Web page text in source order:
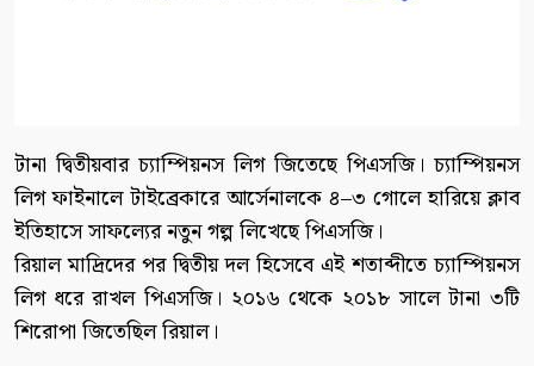
টানা দ্বিতীয়বার চ্যাম্পিয়নস লিগ জিতেছে পিএসজি। চ্যাম্পিয়নস
লিগ ফাইনালে টাইব্রেকারে আর্সেনালকে ৪–৩ গোলে হারিয়ে ক্লাব
ইতিহাসে সাফল্যের নতুন গল্প লিখেছে পিএসজি।
রিয়াল মাদ্রিদের পর দ্বিতীয় দল হিসেবে এই শতাব্দীতে চ্যাম্পিয়নস
লিগ ধরে রাখল পিএসজি। ২০১৬ থেকে ২০১৮ সালে টানা ৩টি
শিরোপা জিতেছিল রিয়াল।